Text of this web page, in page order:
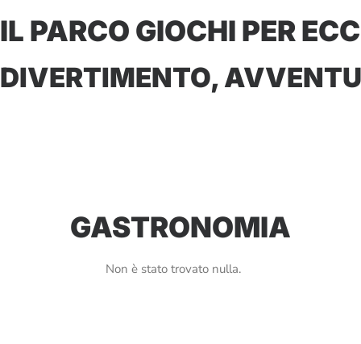
IL PARCO GIOCHI PER
DIVERTIMENTO,
GASTRONOMIA
Non è stato trovato nulla.